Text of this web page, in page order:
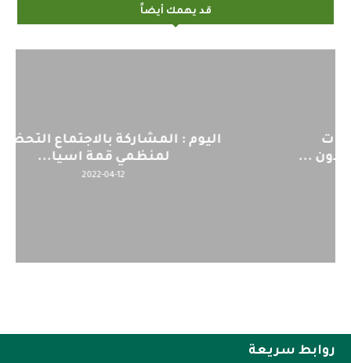
قد يهمك أيضاً
اليوم : المشاركة بالاجتماع التحضيري
لمنظمي قمة اسيا...
روابط سريعة